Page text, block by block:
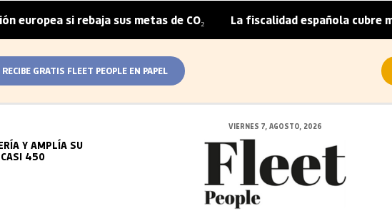
si rebaja sus metas de CO₂ | La fiscalidad española cubre
RECIBE GRATIS FLEET PEOPLE EN PAPEL
Y AMPLÍA SU
CASI 450
VIERNES 7, AGOSTO, 2026